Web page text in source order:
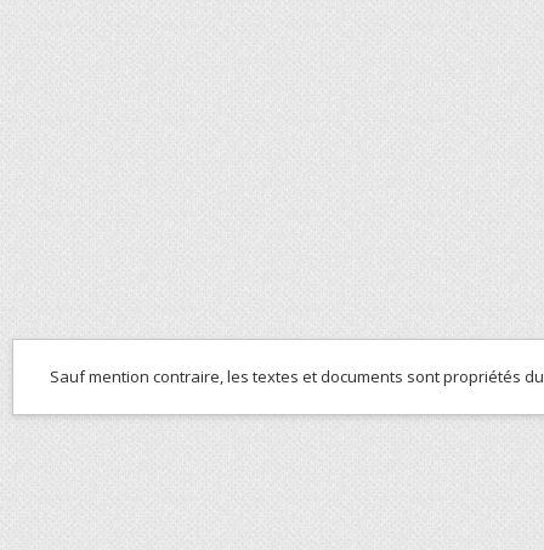
Sauf mention contraire, les textes et documents sont propriétés